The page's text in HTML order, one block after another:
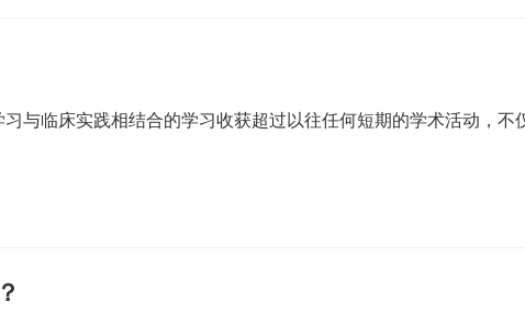
与临床实践相结合的学习收获超过以往任何短期的学术活动，不